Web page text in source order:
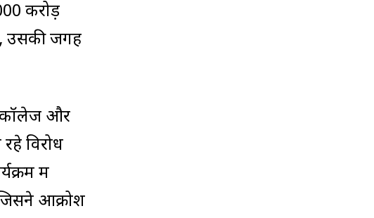
करोड़
उसकी जगह
कॉलेज और
विरोध
में
जिसने आक्रोश